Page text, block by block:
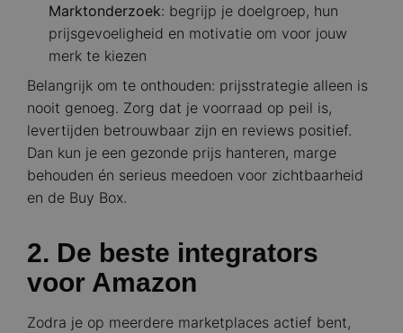
Marktonderzoek: begrijp je doelgroep, hun
prijsgevoeligheid en motivatie om voor jouw
merk te kiezen
Belangrijk om te onthouden: prijsstrategie alleen is
nooit genoeg. Zorg dat je voorraad op peil is,
levertijden betrouwbaar zijn en reviews positief.
Dan kun je een gezonde prijs hanteren, marge
behouden én serieus meedoen voor zichtbaarheid
en de Buy Box.
2. De beste integrators
voor Amazon
Zodra je op meerdere marketplaces actief bent,